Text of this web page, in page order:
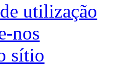
utilização
nos
sítio